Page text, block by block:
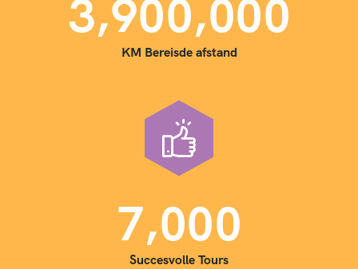
3,900,000
KM Bereisde afstand
7,000
Succesvolle Tours